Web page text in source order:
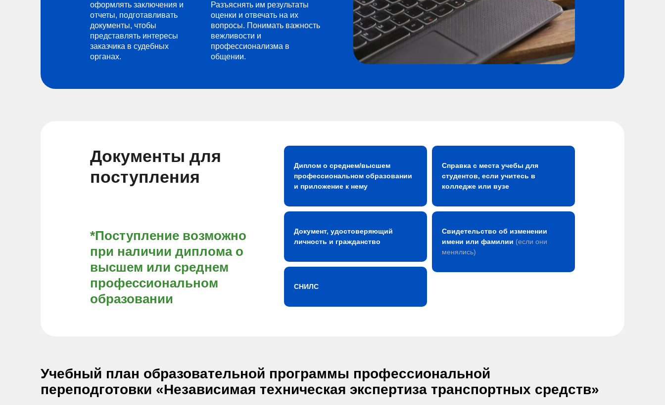
оформлять заключения и
отчеты, подготавливать
документы, чтобы
представлять интересы
заказчика в судебных
органах.
Разъяснять им результаты
оценки и отвечать на их
вопросы. Понимать важность
вежливости и
профессионализма в
общении.
Документы для
поступления
*Поступление возможно
при наличии диплома о
высшем или среднем
профессиональном
образовании
Диплом о среднем/высшем
профессиональном образовании
и приложение к нему
Документ, удостоверяющий
личность и гражданство
СНИЛС
Справка с места учебы для
студентов, если учитесь в
колледже или вузе
Свидетельство об изменении
имени или фамилии (если они
менялись)
Учебный план образовательной программы профессиональной
переподготовки «Независимая техническая экспертиза транспортных средств»